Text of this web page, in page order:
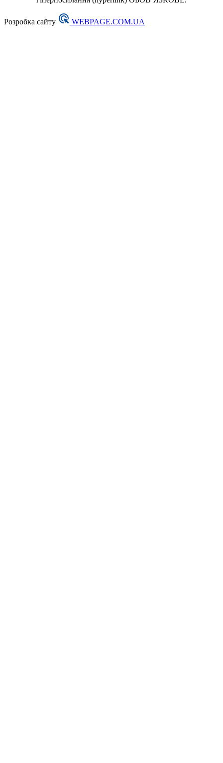
Розробка сайту WEBPAGE.COM.UA